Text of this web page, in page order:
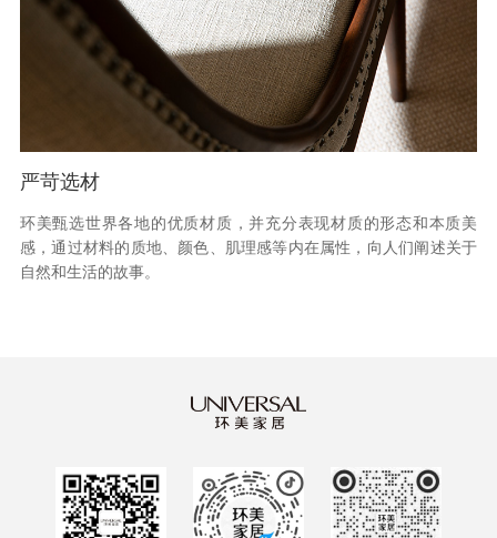
严苛选材
环美甄选世界各地的优质材质，并充分表现材质的形态和本质美
感，通过材料的质地、颜色、肌理感等内在属性，向人们阐述关于
自然和生活的故事。